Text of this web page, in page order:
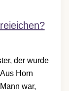
der wurde
Horn
war,